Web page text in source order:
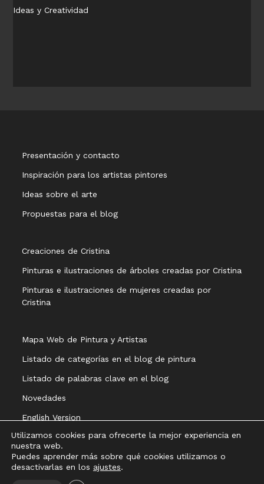
Ideas y Creatividad
Presentación y contacto
Inspiración para los artistas pintores
Ideas sobre el arte
Propuestas para el blog
Creaciones de Cristina
Pinturas e ilustraciones de árboles creadas por Cristina
Pinturas e ilustraciones de mujeres creadas por
Cristina
Mapa Web de Pintura y Artistas
Listado de categorías en el blog de pintura
Listado de palabras clave en el blog
Novedades
English Version
Utilizamos cookies para ofrecerte la mejor experiencia en
nuestra web.
Puedes aprender más sobre qué cookies utilizamos o
desactivarlas en los ajustes.